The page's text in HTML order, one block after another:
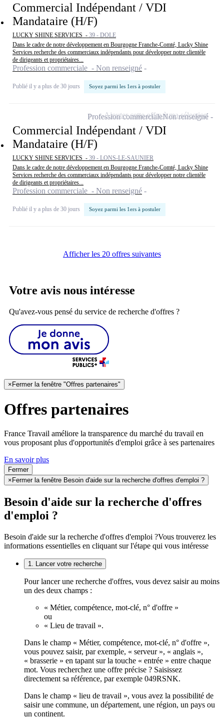
Commercial Indépendant / VDI
Mandataire (H/F)
LUCKY SHINE SERVICES - 39 - DOLE
Dans le cadre de notre développement en Bourgogne Franche-Comté, Lucky Shine
Services recherche des commerciaux indépendants pour développer notre clientèle
de dirigeants et propriétaires...
Profession commerciale - Non renseigné
Publié il y a plus de 30 jours Soyez parmi les 1ers à postuler
Commercial Indépendant / VDI
Mandataire (H/F)
LUCKY SHINE SERVICES - 39 - LONS-LE-SAUNIER
Dans le cadre de notre développement en Bourgogne Franche-Comté, Lucky Shine
Services recherche des commerciaux indépendants pour développer notre clientèle
de dirigeants et propriétaires...
Profession commerciale - Non renseigné
Publié il y a plus de 30 jours Soyez parmi les 1ers à postuler
Profession commercialeNon renseigné
Ajouter cette offre à ma sélection
Afficher les 20 offres suivantes
Votre avis nous intéresse
Qu'avez-vous pensé du service de recherche d'offres ?
×Fermer la fenêtre "Offres partenaires"
Offres partenaires
France Travail améliore la transparence du marché du travail en
vous proposant plus d'opportunités d'emploi grâce à ses partenaires
En savoir plus
Fermer
× Fermer la fenêtre Besoin d'aide sur la recherche d'offres d'emploi ?
Besoin d'aide sur la recherche d'offres
d'emploi ?
Besoin d'aide sur la recherche d'offres d'emploi ?Vous trouverez les
informations essentielles en cliquant sur l'étape qui vous intéresse
1. Lancer votre recherche
Pour lancer une recherche d'offres, vous devez saisir au moins
un des deux champs :
« Métier, compétence, mot-clé, n° d'offre »
ou
« Lieu de travail ».
Dans le champ « Métier, compétence, mot-clé, n° d'offre »,
vous pouvez saisir, par exemple, « serveur », « anglais »,
« brasserie » en tapant sur la touche « entrée » entre chaque
mot. Vous recherchez une offre précise ? Saisissez
directement sa référence, par exemple 049RSNK.
Dans le champ « lieu de travail », vous avez la possibilité de
saisir une commune, un département, une région, un pays ou
un continent.